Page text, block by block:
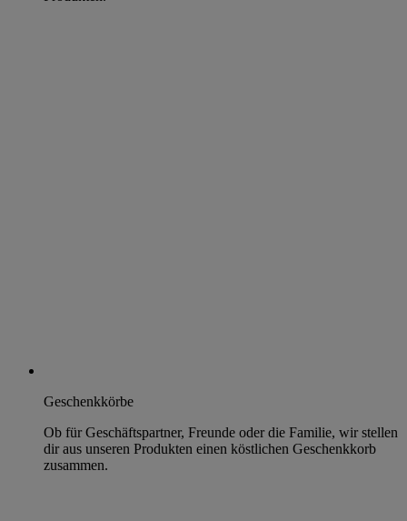
Geschenkkörbe
Ob für Geschäftspartner, Freunde oder die Familie, wir stellen
dir aus unseren Produkten einen köstlichen Geschenkkorb
zusammen.